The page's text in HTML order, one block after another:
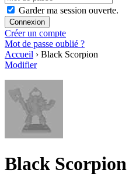
Garder ma session ouverte.
Créer un compte
Mot de passe oublié ?
Accueil › Black Scorpion
Modifier
Black Scorpion